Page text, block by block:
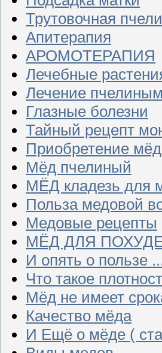
Трутовочная
Апитерапия
АРОМОТЕРАПИЯ
Лечебные
Лечение
Глазные болезни
Тайный рецепт
Приобретение
Мёд пчелиный
МЁД кладезь для
Польза медовой
Медовые рецепты
МЁД ДЛЯ
И опять о пользе
Что такое
Мёд не имеет
Качество мёда
И Ещё о мёде (